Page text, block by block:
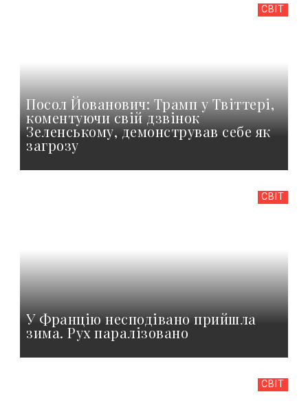
СВІТ
Посол Йованович: Трамп у Твіттері,
коментуючи свій дзвінок
Зеленському, демонстрував себе як
загрозу
СВІТ
У Францію несподівано прийшла
зима. Рух паралізовано
СВІТ